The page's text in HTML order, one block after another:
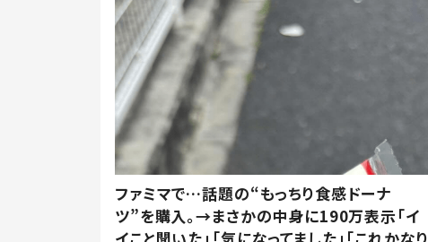
ファミマで…話題の“もっちり食感ドーナ
ツ”を購入。→まさかの中身に190万表示「イ